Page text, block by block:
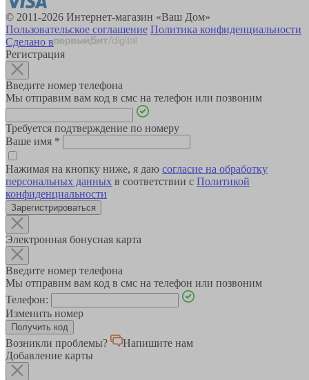
© 2011-2026 Интернет-магазин «Ваш Дом»
Пользовательское соглашение Политика конфиденциальности
Сделано в
Регистрация
Введите номер телефона
Мы отправим вам код в смс на телефон или позвоним
Требуется подтверждение по номеру
Ваше имя *
Нажимая на кнопку ниже, я даю согласие на обработку
персональных данных в соответствии с Политикой
конфиденциальности
Зарегистрироваться
Электронная бонусная карта
Введите номер телефона
Мы отправим вам код в смс на телефон или позвоним
Телефон:
Изменить номер
Возникли проблемы?
Напишите нам
Добавление карты